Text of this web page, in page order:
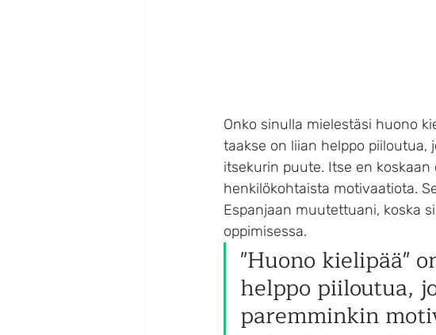
Onko sinulla mielestäsi huono
taakse on liian helppo
itsekurin puute. Itse en
henkilökohtaista motivaatiota.
Espanjaan muutettuani, koska
oppimisessa.
"Huono kielipää"
helppo piiloutua,
paremminkin